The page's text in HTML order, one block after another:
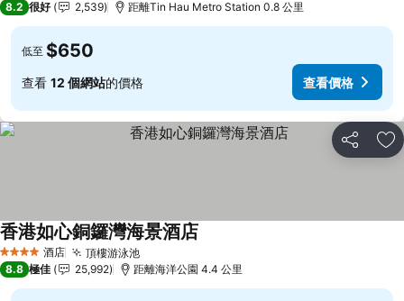
8.2 很好 2,539 距離Tin Hau Metro Station 0.8 公里
低至 $650
查看 12 個網站的價格 查看價格
分享 放
4 星級 酒店 頂樓游泳池
香港如心銅鑼灣海景酒店
8.8 極佳 25,992 距離海洋公園 4.4 公里